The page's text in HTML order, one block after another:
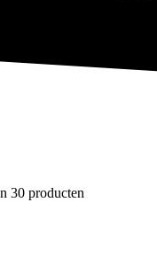
30 producten